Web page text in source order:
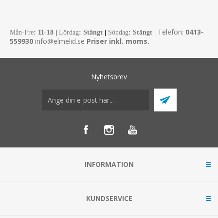
Mån-Fre: 11-18 | Lördag: Stängt | Söndag: Stängt | Telefon: 0413-
559930 info@elmelid.se Priser inkl. moms.
Nyhetsbrev
INFORMATION
KUNDSERVICE